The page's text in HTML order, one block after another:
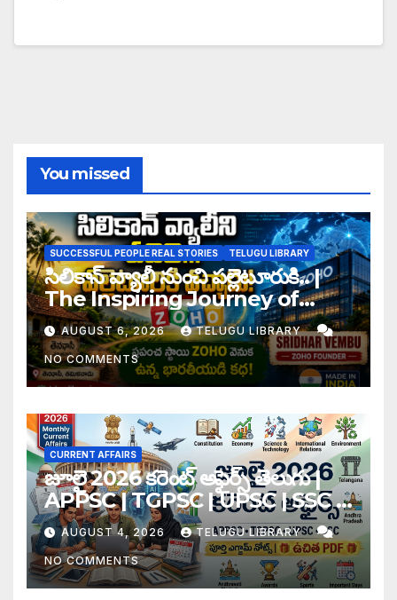
You missed
SUCCESSFUL PEOPLE REAL STORIES TELUGU LIBRARY
సిలికాన్ వ్యాలీ నుంచి పల్లెటూరుకి.. |
The Inspiring Journey of
Zoho Founder Sridhar
Vembu
AUGUST 6, 2026 TELUGU LIBRARY
NO COMMENTS
CURRENT AFFAIRS
జూలై 2026 కరెంట్ అఫైర్స్ తెలుగు |
APPSC | TGPSC | UPSC | SSC |
Banking Exam Notes
AUGUST 4, 2026 TELUGU LIBRARY
NO COMMENTS